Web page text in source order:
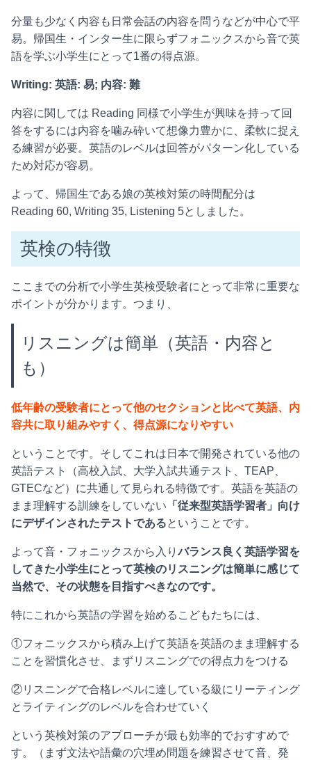
分量も少なく内容も日常会話の内容を問うなどが中心で平
易。帰国生・インター生に限らずフォニックスから音で英
語を学ぶ小学生にとって1番の得点源。
Writing: 英語: 易; 内容: 難
内容に関しては Reading 同様で小学生が興味を持って回
答をするには内容を噛み砕いて想像力豊かに、柔軟に捉え
る練習が必要。英語のレベルは回答がパターン化している
ため対応が容易。
よって、帰国生である娘の英検対策の時間配分は
Reading 60, Writing 35, Listening 5としました。
英検の特徴
ここまでの分析で小学生英検受験者にとって非常に重要な
ポイントが分かります。つまり、
リスニングは簡単（英語・内容と
も）
低年齢の受験者にとって他のセクションと比べて英語、内
容共に取り組みやすく、得点源になりやすい
ということです。そしてこれは日本で開発されている他の
英語テスト（高校入試、大学入試共通テスト、TEAP、
GTECなど）に共通して見られる特徴です。英語を英語の
まま理解する訓練をしていない 「従来型英語学習者」向け
にデザインされたテストであるということです。
よって音・フォニックスから入りバランス良く英語学習を
してきた小学生にとって英検のリスニングは簡単に感じて
当然で、その状態を目指すべきなのです。
特にこれから英語の学習を始めるこどもたちには、
①フォニックスから積み上げて英語を英語のまま理解する
ことを習慣化させ、まずリスニングでの得点力をつける
②リスニングで合格レベルに達している級にリーティング
とライティングのレベルを合わせていく
という英検対策のアプローチが最も効率的でおすすめで
す。（まず文法や語彙の穴埋め問題を練習させて音、発